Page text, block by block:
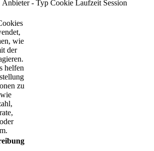
Anbieter - Typ Cookie Laufzeit Session
wie
der
helfen
zu